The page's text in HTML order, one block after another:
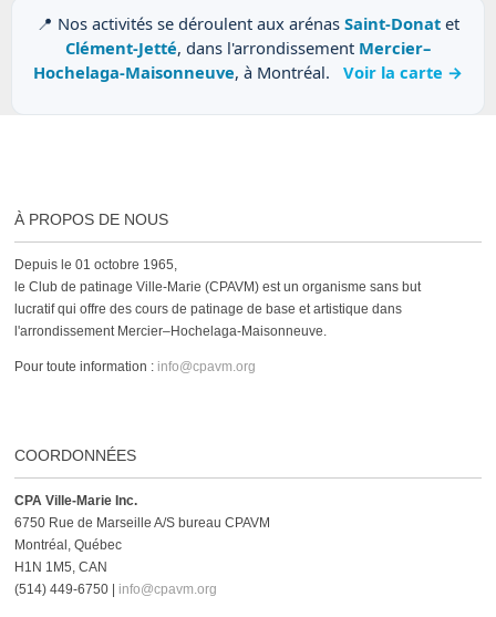
📍 Nos activités se déroulent aux arénas Saint-Donat et
Clément-Jetté, dans l'arrondissement Mercier–
Hochelaga-Maisonneuve, à Montréal. Voir la carte →
À PROPOS DE NOUS
Depuis le 01 octobre 1965,
le Club de patinage Ville-Marie (CPAVM) est un organisme sans but
lucratif qui offre des cours de patinage de base et artistique dans
l'arrondissement Mercier–Hochelaga-Maisonneuve.
Pour toute information : info@cpavm.org
COORDONNÉES
CPA Ville-Marie Inc.
6750 Rue de Marseille A/S bureau CPAVM
Montréal, Québec
H1N 1M5, CAN
(514) 449-6750 | info@cpavm.org